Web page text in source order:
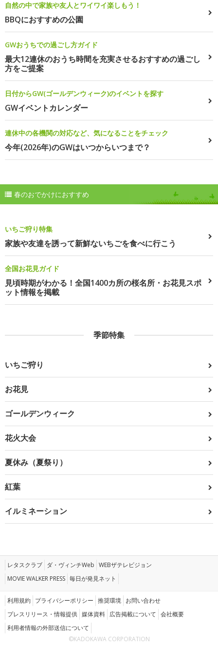
自然の中で家族や友人とワイワイ楽しもう！
BBQにおすすめの公園
GWおうちでの過ごし方ガイド
最大12連休のおうち時間を充実させるおすすめの過ごし
方をご提案
日付からGW(ゴールデンウィーク)のイベントを探す
GWイベントカレンダー
連休中の各機関の対応など、気になることをチェック
今年(2026年)のGWはいつからいつまで？
春のおでかけにおすすめ
いちご狩り特集
家族や友達を誘って新鮮ないちごを食べに行こう
全国お花見ガイド
見頃時期がわかる！全国1400カ所の桜名所・お花見スポ
ット情報を掲載
季節特集
いちご狩り
お花見
ゴールデンウィーク
花火大会
夏休み（夏祭り）
紅葉
イルミネーション
レタスクラブ ダ・ヴィンチWeb WEBザテレビジョン
MOVIE WALKER PRESS 毎日が発見ネット
利用規約 プライバシーポリシー 推奨環境 お問い合わせ
プレスリリース・情報提供 媒体資料 広告掲載について 会社概要
利用者情報の外部送信について
©KADOKAWA CORPORATION